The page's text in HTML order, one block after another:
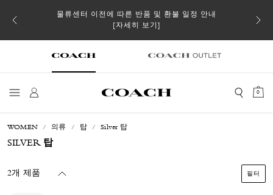
스트
물류센터 이전에 따른 반품 및 환불 일정 안내
[자세히 보기]
일부
0
WOMEN 의류 탑 Silver 탑
SILVER 탑
2개 제품 필터